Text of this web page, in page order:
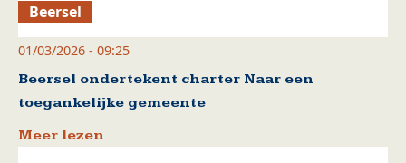
Beersel
01/03/2026 - 09:25
Beersel ondertekent charter Naar een
toegankelijke gemeente
Meer lezen